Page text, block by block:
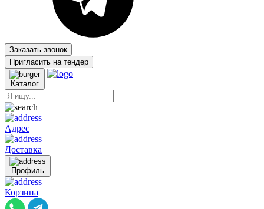
Заказать звонок
Пригласить на тендер
Каталог
Адрес
Доставка
Профиль
Корзина